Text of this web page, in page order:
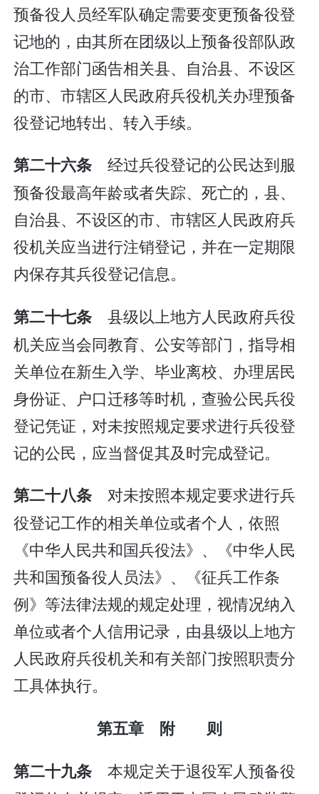
预备役人员经军队确定需要变更预备役登
记地的，由其所在团级以上预备役部队政
治工作部门函告相关县、自治县、不设区
的市、市辖区人民政府兵役机关办理预备
役登记地转出、转入手续。
第二十六条经过兵役登记的公民达到服
预备役最高年龄或者失踪、死亡的，县、
自治县、不设区的市、市辖区人民政府兵
役机关应当进行注销登记，并在一定期限
内保存其兵役登记信息。
第二十七条县级以上地方人民政府兵役
机关应当会同教育、公安等部门，指导相
关单位在新生入学、毕业离校、办理居民
身份证、户口迁移等时机，查验公民兵役
登记凭证，对未按照规定要求进行兵役登
记的公民，应当督促其及时完成登记。
第二十八条对未按照本规定要求进行兵
役登记工作的相关单位或者个人，依照
《中华人民共和国兵役法》、《中华人民
共和国预备役人员法》、《征兵工作条
例》等法律法规的规定处理，视情况纳入
单位或者个人信用记录，由县级以上地方
人民政府兵役机关和有关部门按照职责分
工具体执行。
第五章 附 则
第二十九条 本规定关于退役军人预备役